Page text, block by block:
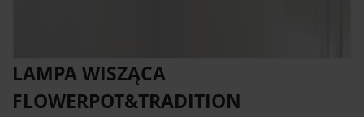
LAMPA WISZĄCA
FLOWERPOT&TRADITION